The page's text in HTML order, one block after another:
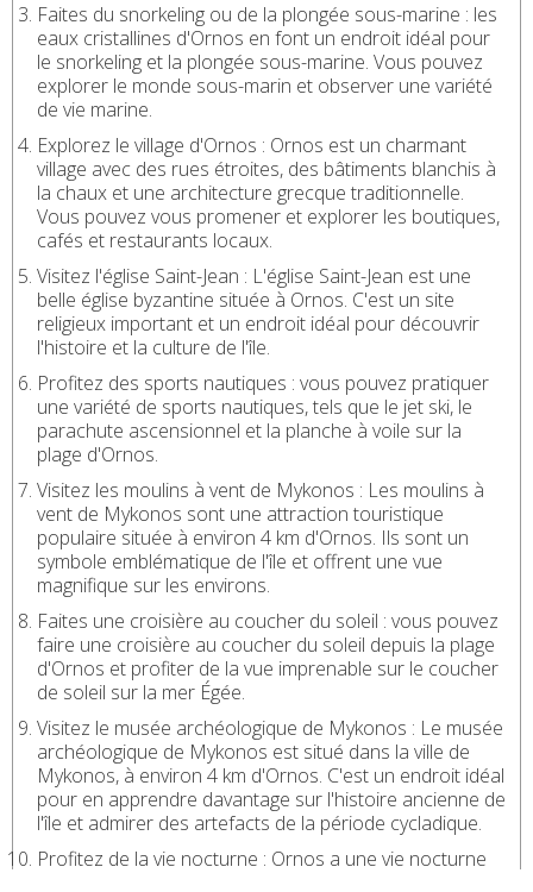
Faites du snorkeling ou de la plongée sous-marine : les
eaux cristallines d'Ornos en font un endroit idéal pour
le snorkeling et la plongée sous-marine. Vous pouvez
explorer le monde sous-marin et observer une variété
de vie marine.
Explorez le village d'Ornos : Ornos est un charmant
village avec des rues étroites, des bâtiments blanchis à
la chaux et une architecture grecque traditionnelle.
Vous pouvez vous promener et explorer les boutiques,
cafés et restaurants locaux.
Visitez l'église Saint-Jean : L'église Saint-Jean est une
belle église byzantine située à Ornos. C'est un site
religieux important et un endroit idéal pour découvrir
l'histoire et la culture de l'île.
Profitez des sports nautiques : vous pouvez pratiquer
une variété de sports nautiques, tels que le jet ski, le
parachute ascensionnel et la planche à voile sur la
plage d'Ornos.
Visitez les moulins à vent de Mykonos : Les moulins à
vent de Mykonos sont une attraction touristique
populaire située à environ 4 km d'Ornos. Ils sont un
symbole emblématique de l'île et offrent une vue
magnifique sur les environs.
Faites une croisière au coucher du soleil : vous pouvez
faire une croisière au coucher du soleil depuis la plage
d'Ornos et profiter de la vue imprenable sur le coucher
de soleil sur la mer Égée.
Visitez le musée archéologique de Mykonos : Le musée
archéologique de Mykonos est situé dans la ville de
Mykonos, à environ 4 km d'Ornos. C'est un endroit idéal
pour en apprendre davantage sur l'histoire ancienne de
l'île et admirer des artefacts de la période cycladique.
Profitez de la vie nocturne : Ornos a une vie nocturne